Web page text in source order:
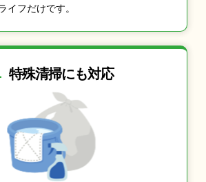
イフだけです。
特殊清掃にも対応